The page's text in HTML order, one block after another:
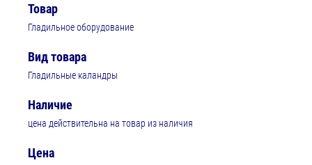
Товар
Гладильное оборудование
Вид товара
Гладильные каландры
Наличие
цена действительна на товар из наличия
Цена